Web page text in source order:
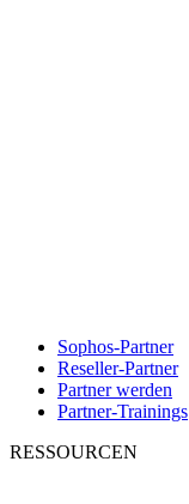
Sophos-Partner
Reseller-Partner
Partner werden
Partner-Trainings
RESSOURCEN